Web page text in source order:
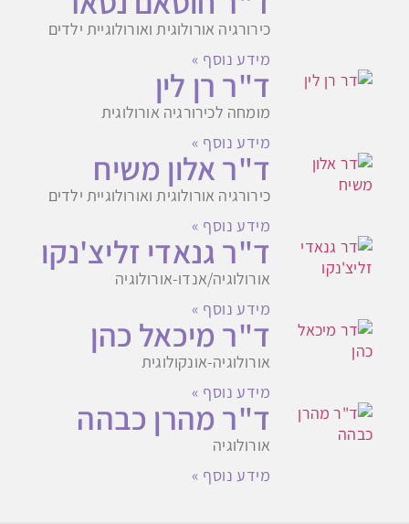
כירורגיה אורולוגית ואורולוגיית ילדים
מידע נוסף »
ד"ר רן לין
מומחה לכירורגיה אורולוגית
מידע נוסף »
ד"ר אלון משיח
כירורגיה אורולוגית ואורולוגיית ילדים
מידע נוסף »
ד"ר גנאדי זליצ'נקו
אורולוגיה/אנדו-אורולוגיה
מידע נוסף »
ד"ר מיכאל כהן
אורולוגיה-אונקולוגית
מידע נוסף »
ד"ר מהרן כבהה
אורולוגיה
מידע נוסף »